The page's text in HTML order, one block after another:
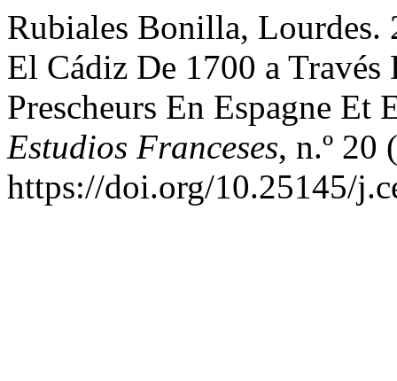
Rubiales Bonilla, Lourdes.
El Cádiz De 1700 a Través
Prescheurs En Espagne
Estudios Franceses, n.º 20
https://doi.org/10.25145/